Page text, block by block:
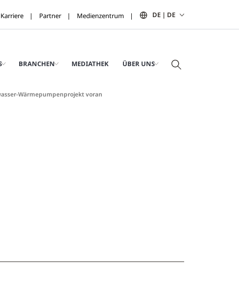
Karriere Partner Medienzentrum DE | DE
BRANCHEN MEDIATHEK ÜBER UNS
Wärmepumpenprojekt voran